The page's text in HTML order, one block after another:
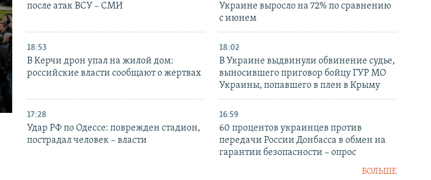
после атак ВСУ – СМИ
Украине выросло на 72% по сравнению
с июнем
18:53
В Керчи дрон упал на жилой дом:
российские власти сообщают о жертвах
18:02
В Украине выдвинули обвинение судье,
выносившего приговор бойцу ГУР МО
Украины, попавшего в плен в Крыму
17:28
Удар РФ по Одессе: поврежден стадион,
пострадал человек – власти
16:59
60 процентов украинцев против
передачи России Донбасса в обмен на
гарантии безопасности – опрос
БОЛЬШЕ